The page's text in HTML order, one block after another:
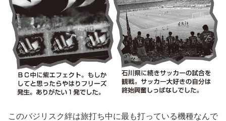
このバジリスク絆は旅打ち中に最も打っている機種なんで